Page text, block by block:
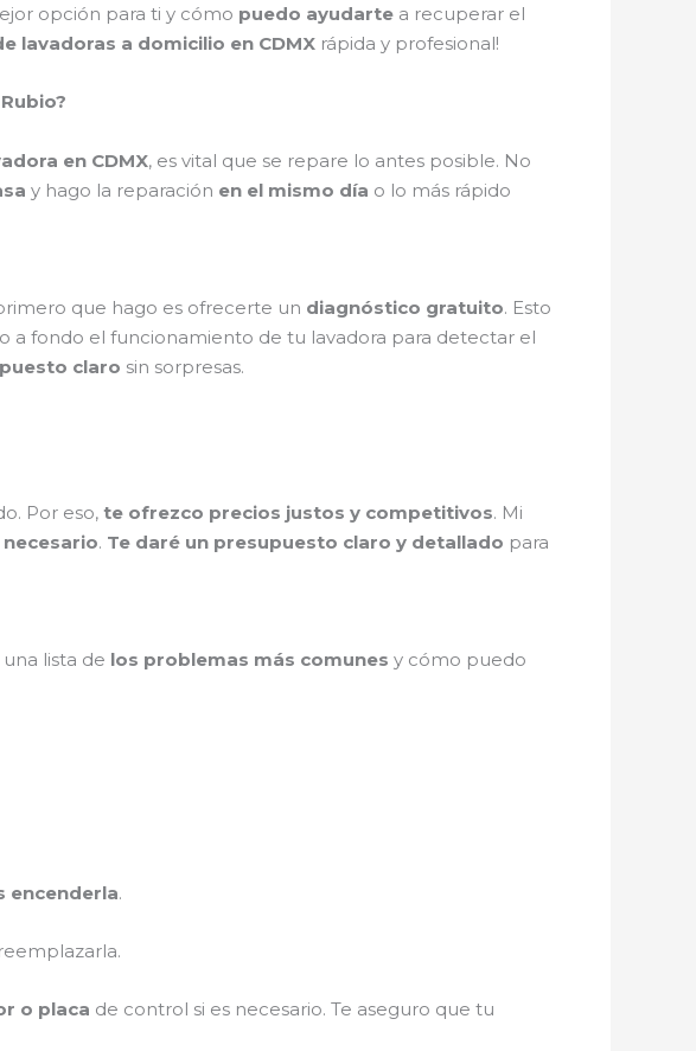
opción para ti y cómo puedo ayudarte a recuperar el
lavadoras a domicilio en CDMX rápida y profesional!
en CDMX, es vital que se repare lo antes posible. No
y hago la reparación en el mismo día o lo más rápido
que hago es ofrecerte un diagnóstico gratuito. Esto
a fondo el funcionamiento de tu lavadora para detectar el
claro sin sorpresas.
Por eso, te ofrezco precios justos y competitivos. Mi
. Te daré un presupuesto claro y detallado para
lista de los problemas más comunes y cómo puedo
encenderla.
o placa de control si es necesario. Te aseguro que tu